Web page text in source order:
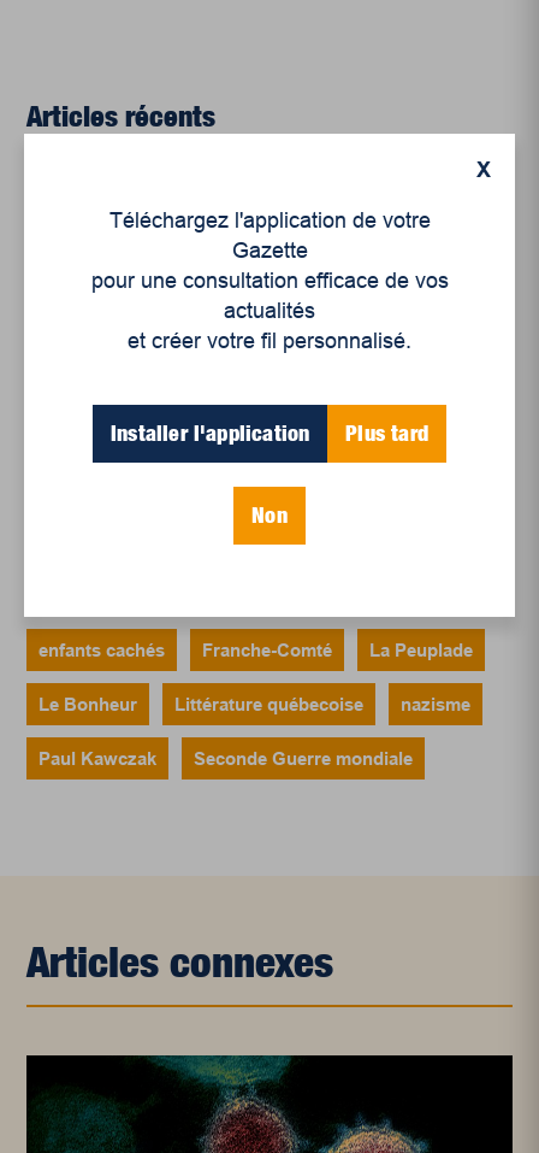
Articles récents
régionale
Juillet 2026
Le sport professionnel féminin : en mouvement,
en croissance
Le sommeil, nouveau défi de santé publique
enfants cachés Franche-Comté La Peuplade
Le Bonheur Littérature québecoise nazisme
Paul Kawczak Seconde Guerre mondiale
Articles connexes
X
Téléchargez l'application de votre
Gazette
pour une consultation efficace de vos
actualités
et créer votre fil personnalisé.
Installer l'application Plus tard
Non